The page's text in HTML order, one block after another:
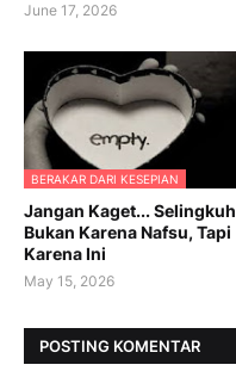
June 17, 2026
BERAKAR DARI KESEPIAN
Jangan Kaget... Selingkuh
Bukan Karena Nafsu, Tapi
Karena Ini
May 15, 2026
POSTING KOMENTAR